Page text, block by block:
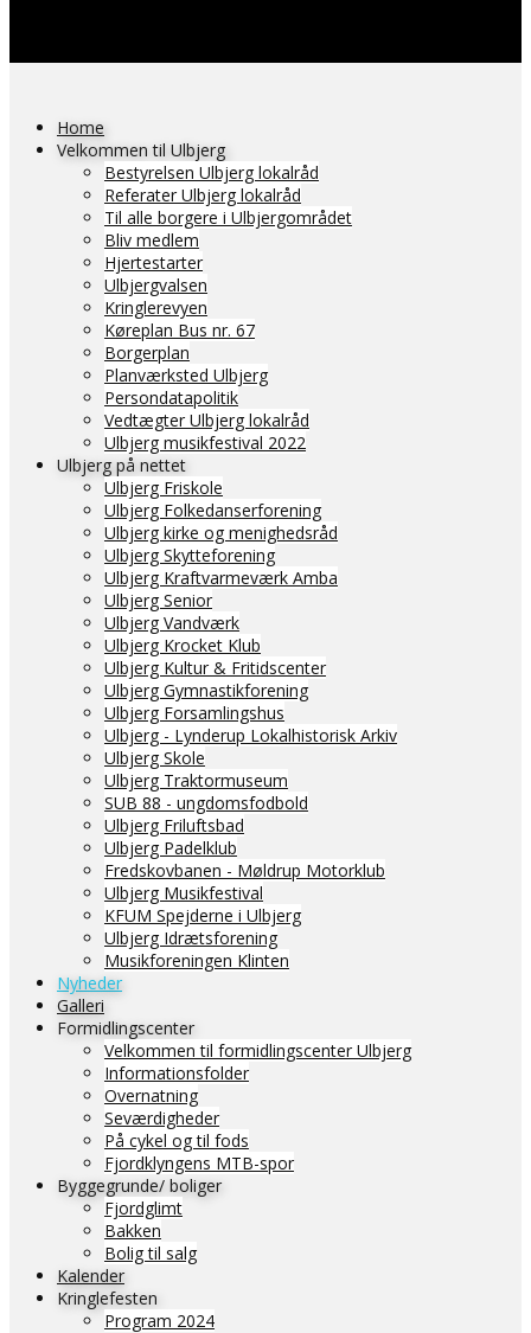
Home
Velkommen til Ulbjerg
Bestyrelsen Ulbjerg lokalråd
Referater Ulbjerg lokalråd
Til alle borgere i Ulbjergområdet
Bliv medlem
Hjertestarter
Ulbjergvalsen
Kringlerevyen
Køreplan Bus nr. 67
Borgerplan
Planværksted Ulbjerg
Persondatapolitik
Vedtægter Ulbjerg lokalråd
Ulbjerg musikfestival 2022
Ulbjerg på nettet
Ulbjerg Friskole
Ulbjerg Folkedanserforening
Ulbjerg kirke og menighedsråd
Ulbjerg Skytteforening
Ulbjerg Kraftvarmeværk Amba
Ulbjerg Senior
Ulbjerg Vandværk
Ulbjerg Krocket Klub
Ulbjerg Kultur & Fritidscenter
Ulbjerg Gymnastikforening
Ulbjerg Forsamlingshus
Ulbjerg - Lynderup Lokalhistorisk Arkiv
Ulbjerg Skole
Ulbjerg Traktormuseum
SUB 88 - ungdomsfodbold
Ulbjerg Friluftsbad
Ulbjerg Padelklub
Fredskovbanen - Møldrup Motorklub
Ulbjerg Musikfestival
KFUM Spejderne i Ulbjerg
Ulbjerg Idrætsforening
Musikforeningen Klinten
Nyheder
Galleri
Formidlingscenter
Velkommen til formidlingscenter Ulbjerg
Informationsfolder
Overnatning
Seværdigheder
På cykel og til fods
Fjordklyngens MTB-spor
Byggegrunde/ boliger
Fjordglimt
Bakken
Bolig til salg
Kalender
Kringlefesten
Program 2024